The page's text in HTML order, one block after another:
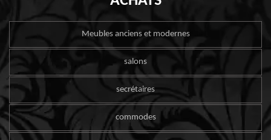
Meubles anciens et modernes
salons
secrétaires
commodes